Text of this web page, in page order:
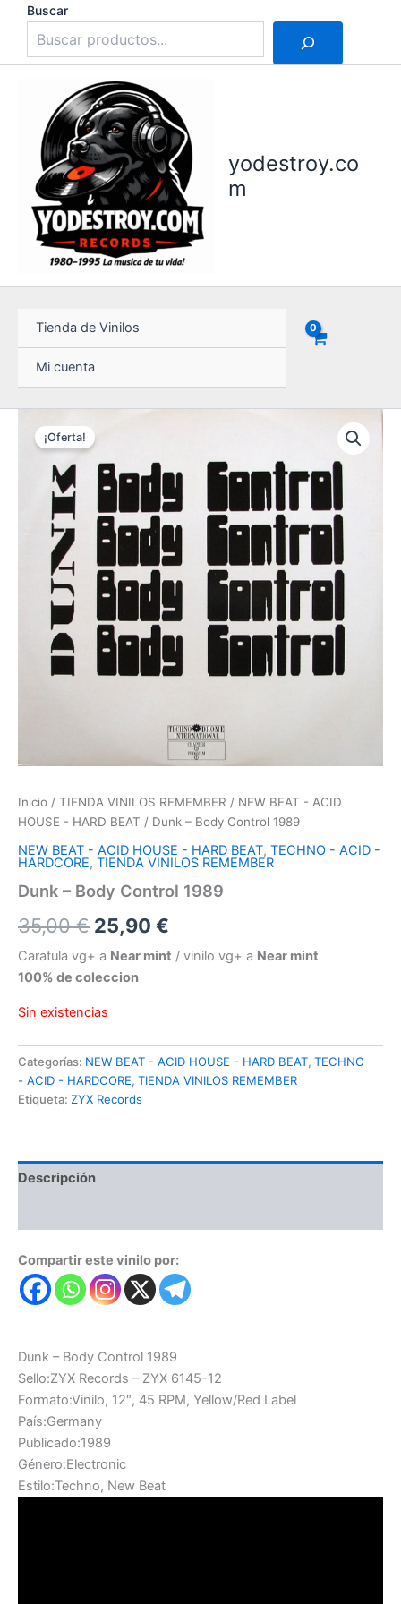
contenido
Buscar
yodestroy.co
m
Tienda de Vinilos
Mi cuenta
¡Oferta!
Inicio / TIENDA VINILOS REMEMBER / NEW BEAT - ACID
HOUSE - HARD BEAT / Dunk – Body Control 1989
NEW BEAT - ACID HOUSE - HARD BEAT, TECHNO - ACID -
HARDCORE, TIENDA VINILOS REMEMBER
Dunk – Body Control 1989
35,00€ El
precio
original
era:
35,00 €.
25,90 €
precio
25,90 €.
Caratula vg+ a Near mint / vinilo vg+ a Near mint
100% de coleccion
Sin existencias
Categorías: NEW BEAT - ACID HOUSE - HARD BEAT, TECHNO
- ACID - HARDCORE, TIENDA VINILOS REMEMBER
Etiqueta: ZYX Records
Descripción
Compartir este vinilo por:
Dunk – Body Control 1989
Sello:ZYX Records – ZYX 6145-12
Formato:Vinilo, 12″, 45 RPM, Yellow/Red Label
País:Germany
Publicado:1989
Género:Electronic
Estilo:Techno, New Beat